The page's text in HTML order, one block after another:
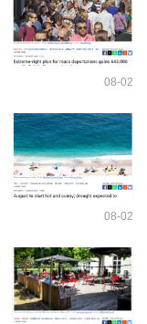
08-02
08-02